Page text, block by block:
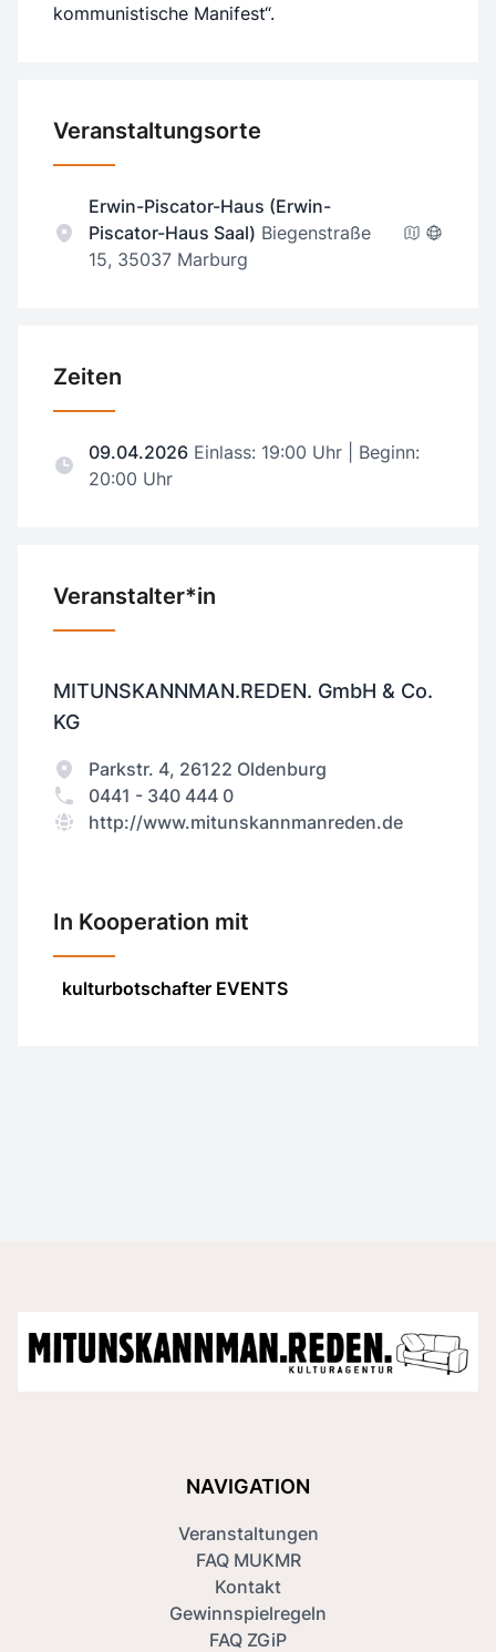
kommunistische Manifest“.
Veranstaltungsorte
Erwin-Piscator-Haus (Erwin-
Piscator-Haus Saal) Biegenstraße
15, 35037 Marburg
Zeiten
09.04.2026 Einlass: 19:00 Uhr | Beginn:
20:00 Uhr
Veranstalter*in
MITUNSKANNMAN.REDEN. GmbH & Co.
KG
Parkstr. 4, 26122 Oldenburg
0441 - 340 444 0
http://www.mitunskannmanreden.de
In Kooperation mit
kulturbotschafter EVENTS
NAVIGATION
Veranstaltungen
FAQ MUKMR
Kontakt
Gewinnspielregeln
FAQ ZGiP